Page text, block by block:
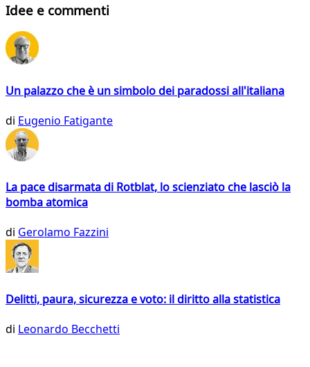
Idee e commenti
Un palazzo che è un simbolo dei paradossi all'italiana
di Eugenio Fatigante
La pace disarmata di Rotblat, lo scienziato che lasciò la
bomba atomica
di Gerolamo Fazzini
Delitti, paura, sicurezza e voto: il diritto alla statistica
di Leonardo Becchetti